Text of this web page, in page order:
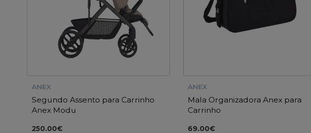
ANEX
Segundo Assento para Carrinho
Anex Modu
250.00€
ANEX
Mala Organizadora Anex para
Carrinho
69.00€